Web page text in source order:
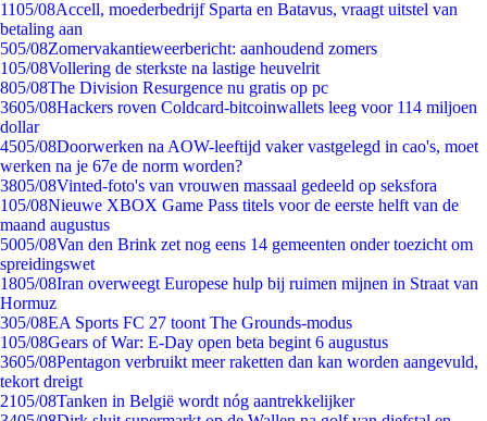
1105/08Accell, moederbedrijf Sparta en Batavus, vraagt uitstel van
betaling aan
505/08Zomervakantieweerbericht: aanhoudend zomers
105/08Vollering de sterkste na lastige heuvelrit
805/08The Division Resurgence nu gratis op pc
3605/08Hackers roven Coldcard-bitcoinwallets leeg voor 114 miljoen
dollar
4505/08Doorwerken na AOW-leeftijd vaker vastgelegd in cao's, moet
werken na je 67e de norm worden?
3805/08Vinted-foto's van vrouwen massaal gedeeld op seksfora
105/08Nieuwe XBOX Game Pass titels voor de eerste helft van de
maand augustus
5005/08Van den Brink zet nog eens 14 gemeenten onder toezicht om
spreidingswet
1805/08Iran overweegt Europese hulp bij ruimen mijnen in Straat van
Hormuz
305/08EA Sports FC 27 toont The Grounds-modus
105/08Gears of War: E-Day open beta begint 6 augustus
3605/08Pentagon verbruikt meer raketten dan kan worden aangevuld,
tekort dreigt
2105/08Tanken in België wordt nóg aantrekkelijker